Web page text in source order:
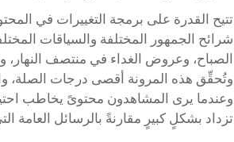
تتيح القدرة على برمجة التغييرات في
شرائح الجمهور المختلفة والسياقات
الصباح، وعروض الغداء في منتصف
وتُحقِّق هذه المرونة أقصى درجات الصلة،
وعندما يرى المشاهدون محتوىً يخاطب
تزداد بشكلٍ كبيرٍ مقارنةً بالرسائل العامة